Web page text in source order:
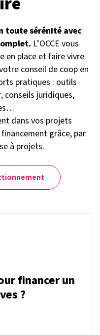
toute sérénité avec
L’OCCE vous
en place et faire vivre
conseil de coop en
pratiques : outils
conseils juridiques,
dans vos projets
grâce, par
à projets.
financer un
?